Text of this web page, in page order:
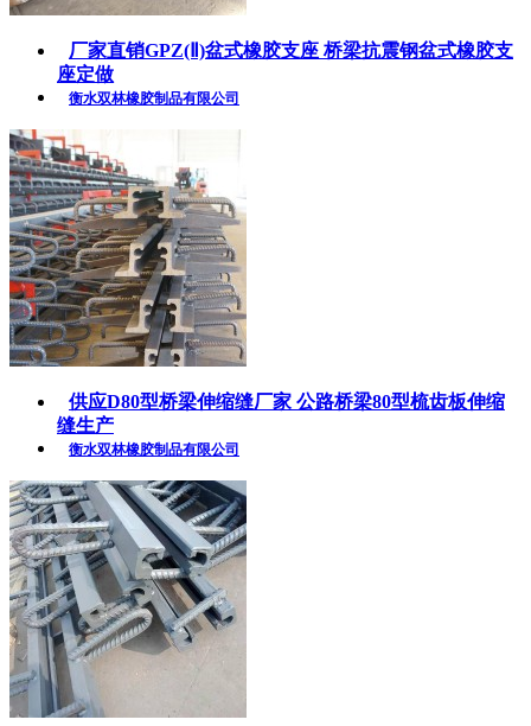
厂家直销GPZ(Ⅱ)盆式橡胶支座 桥梁抗震钢盆式橡胶支
座定做
衡水双林橡胶制品有限公司
供应D80型桥梁伸缩缝厂家 公路桥梁80型梳齿板伸缩
缝生产
衡水双林橡胶制品有限公司